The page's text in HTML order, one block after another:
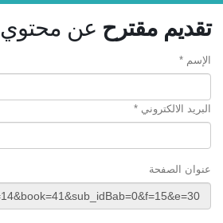
تقديم مقترح عن محتوي
الإسم *
البريد الالكتروني *
عنوان الصفحة